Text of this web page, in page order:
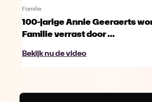
Familie
100-jarige Annie Geeraerts
Familie verrast door ...
Bekijk nu de video